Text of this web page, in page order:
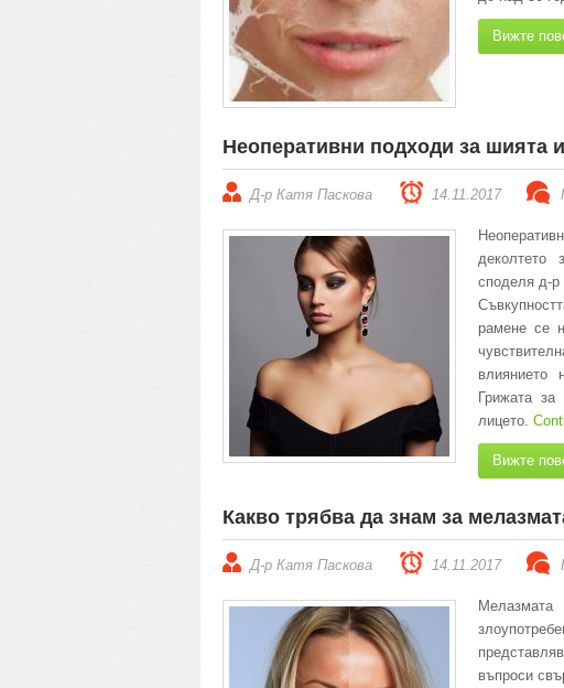
Вижте
Неоперативни подходи за шията
Д-р Катя Паскова 14.11.2017
деколтето
споделя д-р
рамене се
Грижата
лицето.
Вижте
Какво трябва да знам за
Д-р Катя Паскова 14.11.2017
въпроси